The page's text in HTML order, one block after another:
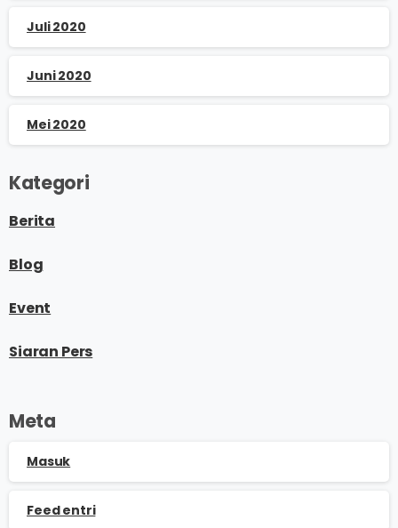
Juli 2020
Juni 2020
Mei 2020
Kategori
Berita
Blog
Event
Siaran Pers
Meta
Masuk
Feed entri